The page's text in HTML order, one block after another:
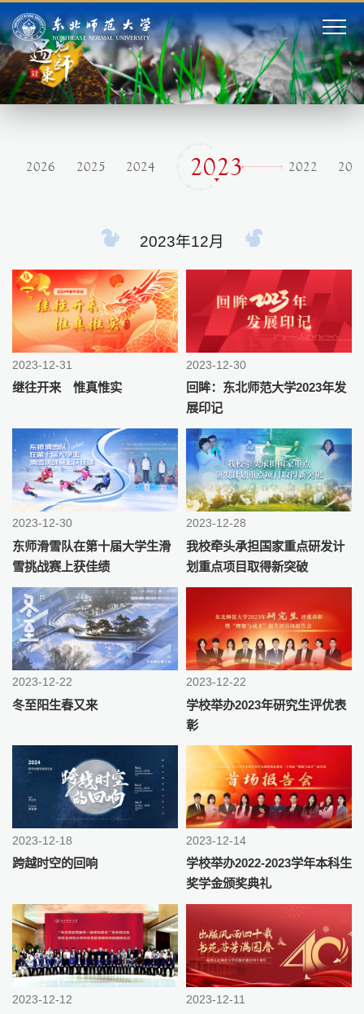
2026 2025 2024 2023 2022
2023年12月
2023-12-31
继往开来 惟真惟实
2023-12-30
回眸：东北师范大学2023年发
展印记
2023-12-30
东师滑雪队在第十届大学生滑
雪挑战赛上获佳绩
2023-12-28
我校牵头承担国家重点研发计
划重点项目取得新突破
2023-12-22
冬至阳生春又来
2023-12-22
学校举办2023年研究生评优表
彰
2023-12-18
跨越时空的回响
2023-12-14
学校举办2022-2023学年本科生
奖学金颁奖典礼
2023-12-12 2023-12-11